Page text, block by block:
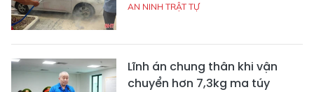
AN NINH TRẬT TỰ
Lĩnh án chung thân khi vận
chuyển hơn 7,3kg ma túy